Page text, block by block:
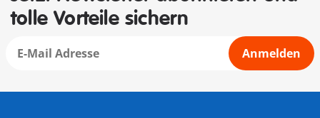
tolle Vorteile sichern
Anmelden